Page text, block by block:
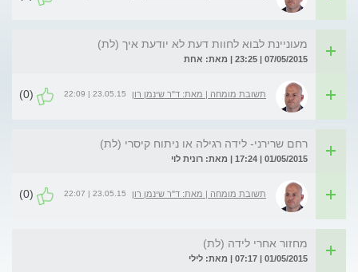
מעוניינת לבוא לחוות דעת לא יודעת איך (לת)
07/05/2015 | 23:25 | מאת: אחת
תשובת מומחה | מאת: ד"ר שינמן רון 23.05.15 | 22:09
(0)
רחם שרירני- לידה רגילה או ניתוח קיסרי (לת)
01/05/2015 | 17:24 | מאת: רונית לוי
תשובת מומחה | מאת: ד"ר שינמן רון 23.05.15 | 22:07
(0)
מחזור אחרי לידה (לת)
01/05/2015 | 07:17 | מאת: לילי